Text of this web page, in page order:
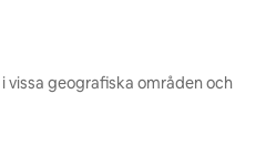
vissa geografiska områden och